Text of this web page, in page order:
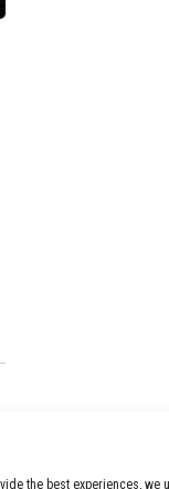
the best experiences,